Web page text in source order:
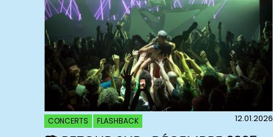
CONCERTS FLASHBACK 12.01.2026